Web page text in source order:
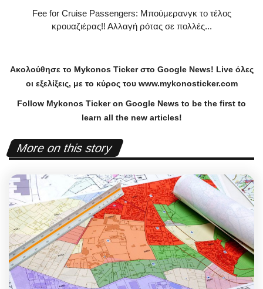
Fee for Cruise Passengers: Μπούμερανγκ το τέλος
κρουαζιέρας!! Αλλαγή ρότας σε πολλές...
Ακολούθησε το Mykonos Tickerστο Google News! Liveόλες
οι εξελίξεις, με το κύρος του www.mykonosticker.com
Follow Mykonos Ticker on Google News to be the first to
learn all the new articles!
More on this story